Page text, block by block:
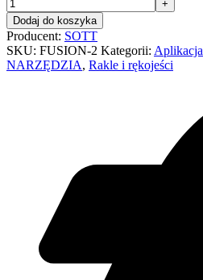
Dodaj do koszyka
Producent: SOTT
SKU: FUSION-2 Kategorii: Aplikacja
NARZĘDZIA, Rakle i rękojeści